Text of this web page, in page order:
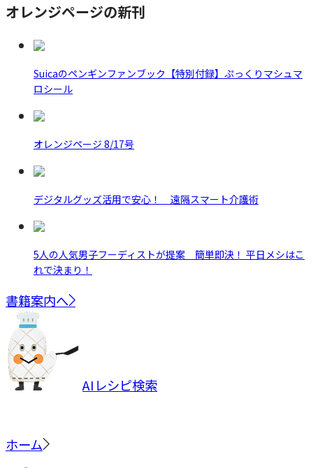
オレンジページの新刊
Suicaのペンギンファンブック【特別付録】ぷっくりマシュマ
ロシール
オレンジページ 8/17号
デジタルグッズ活用で安心！ 遠隔スマート介護術
5人の人気男子フーディストが提案 簡単即決！ 平日メシはこ
れで決まり！
書籍案内へ
AIレシピ検索
ホーム